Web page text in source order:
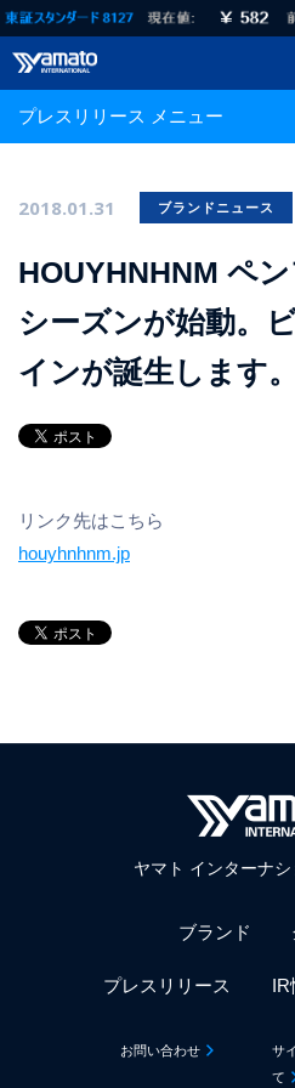
プレスリリース メニュー
2018.01.31 ブランドニュース
HOUYHNHNM ペ
シーズンが始動。
インが誕生します。
リンク先はこちら
houyhnhnm.jp
ヤマト インターナ
ブランド
プレスリリース IR
お問い合わせ
サ
て